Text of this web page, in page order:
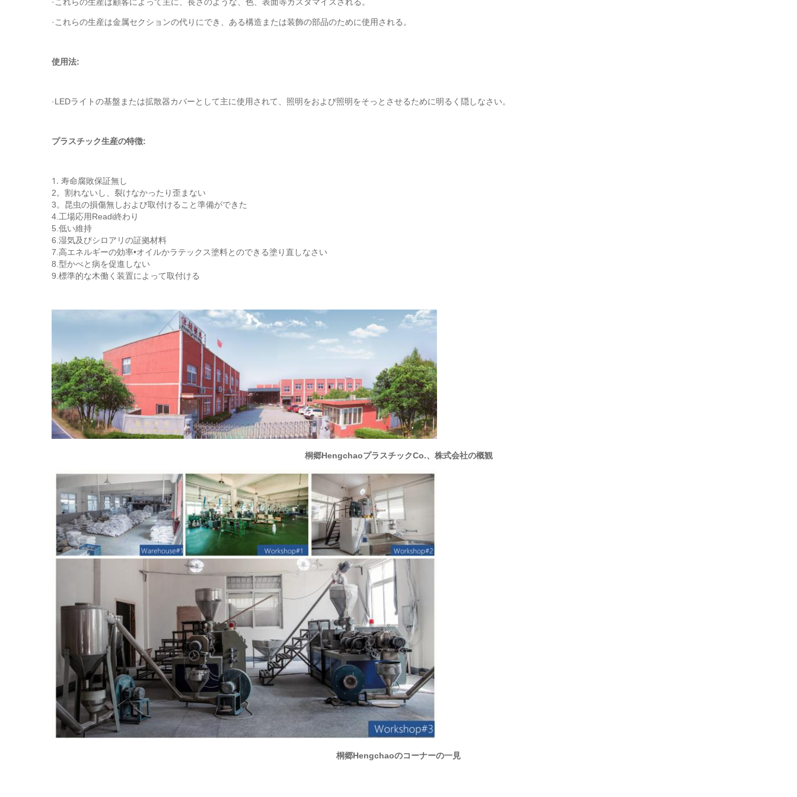
·これらの生産は金属セクションの代りにでき、ある構造または装飾の部品のために使用される。
使用法:
·LEDライトの基盤または拡散器カバーとして主に使用されて、照明をおよび照明をそっとさせるために明るく隠しなさい。
プラスチック生産の特徴:
1. 寿命腐敗保証無し
2。割れないし、裂けなかったり歪まない
3。昆虫の損傷無しおよび取付けること準備ができた
4.工場応用Readi終わり
5.低い維持
6.湿気及びシロアリの証拠材料
7.高エネルギーの効率•オイルかラテックス塗料とのできる塗り直しなさい
8.型かべと病を促進しない
9.標準的な木働く装置によって取付ける
桐郷HengchaoプラスチックCo.、株式会社の概観
桐郷Hengchaoのコーナーの一見